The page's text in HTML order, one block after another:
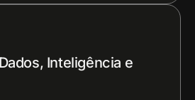
Inteligência e